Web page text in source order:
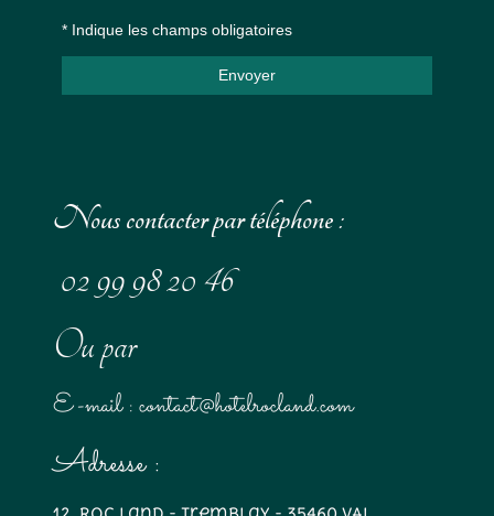
* Indique les champs obligatoires
Envoyer
Nous contacter par téléphone :
02 99 98 20 46
Ou par
E-mail : contact@hotelrocland.com
Adresse :